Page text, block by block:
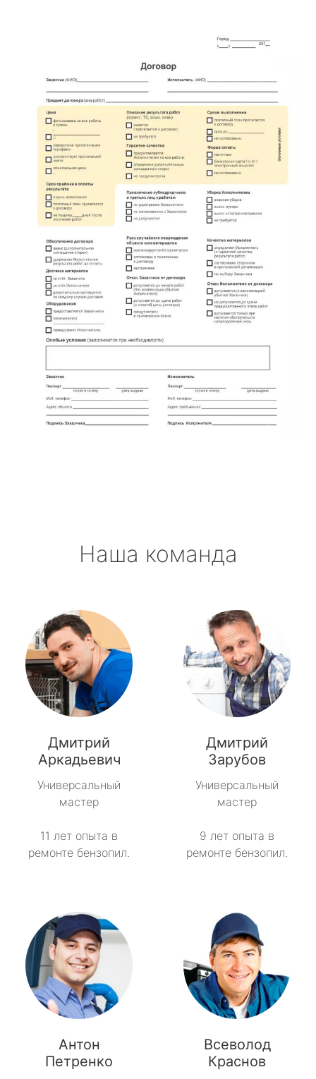
Наша команда
Дмитрий
Аркадьевич
Универсальный
мастер
11 лет опыта в
ремонте бензопил.
Дмитрий
Зарубов
Универсальный
мастер
9 лет опыта в
ремонте бензопил.
Антон
Петренко
Всеволод
Краснов